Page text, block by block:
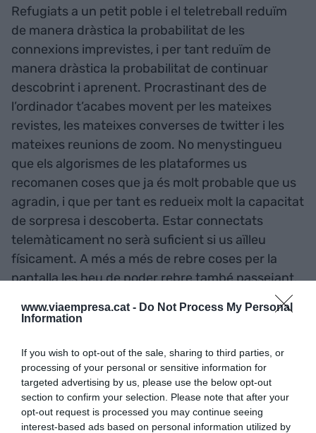
www.viaempresa.cat - Do Not Process My Personal
Information
If you wish to opt-out of the sale, sharing to third parties, or
processing of your personal or sensitive information for
targeted advertising by us, please use the below opt-out
section to confirm your selection. Please note that after your
opt-out request is processed you may continue seeing
interest-based ads based on personal information utilized by
Refugiats a un petit poble i el teletreball reduïm
de manera dràstica la probabilitat de les
connexions imprevistes, i per tant reduïm de
manera dràstica la probabilitat de continuar
descobrint i aprenent. Procrastinant des de
l’ordinador t’acabes movent per les mateixes
revistes, les mateixes converses de twitter i les
mateixes reunions de zoom. No menystingueu
que els algorismes de les plataformes us
recomanen coses que ja és molt probable que us
agradin, i que per tant es redueix molt la capacitat
de sorpresa i descoberta. Estar connectats
telemàticament no serà suficient si us aïlleu
físicament. A més a més de rebre coses per la
pantalla les heu de poder rebre també passejant.
Les ciutats són el millor espai relacional que
decideixes viure a un poble intenta construir una
certa rutina que et porti de tant en tant a la ciutat,
però no per anar a fer gestions i tornar a corre-
cuita, sinó també per tenir converses i treballar